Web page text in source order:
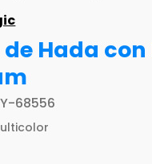
Hada
68556